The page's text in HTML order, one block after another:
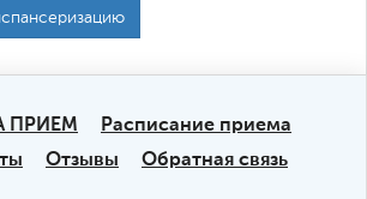
ПРИЕМ
Расписание приема
Отзывы Обратная связь